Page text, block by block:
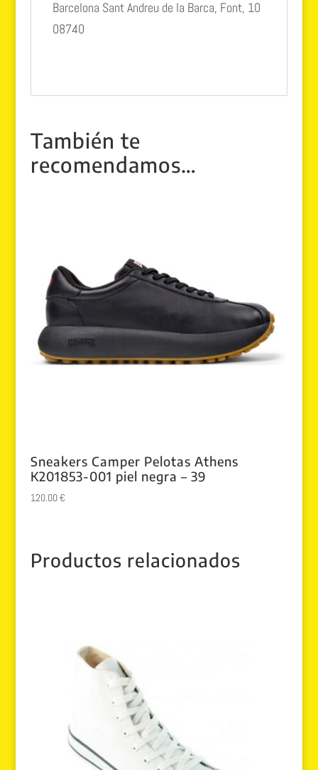
Barcelona Sant Andreu de la Barca, Font, 10
08740
También te
recomendamos…
Sneakers Camper Pelotas Athens
K201853-001 piel negra – 39
120.00€
Productos relacionados